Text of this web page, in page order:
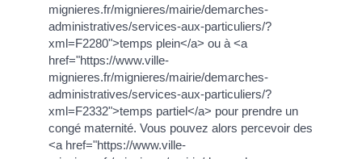
mignieres.fr/mignieres/mairie/demarches-
administratives/services-aux-particuliers/?
xml=F2280">temps plein</a> ou à <a
href="https://www.ville-
mignieres.fr/mignieres/mairie/demarches-
administratives/services-aux-particuliers/?
xml=F2332">temps partiel</a> pour prendre un
congé maternité. Vous pouvez alors percevoir des
<a href="https://www.ville-